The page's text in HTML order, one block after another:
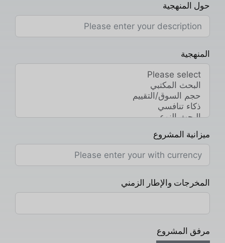
حول المنهجية
المنهجية
ميزانية المشروع
المخرجات والإطار الزمني
مرفق المشروع